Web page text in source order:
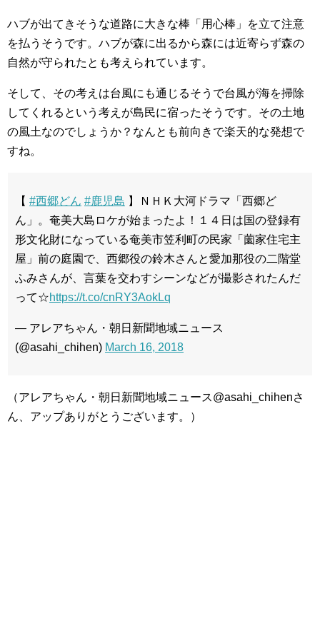
ハブが出てきそうな道路に大きな棒「用心棒」を立て注意
を払うそうです。ハブが森に出るから森には近寄らず森の
自然が守られたとも考えられています。
そして、その考えは台風にも通じるそうで台風が海を掃除
してくれるという考えが島民に宿ったそうです。その土地
の風土なのでしょうか？なんとも前向きで楽天的な発想で
すね。
【 #西郷どん #鹿児島 】ＮＨＫ大河ドラマ「西郷ど
ん」。奄美大島ロケが始まったよ！１４日は国の登録有
形文化財になっている奄美市笠利町の民家「薗家住宅主
屋」前の庭園で、西郷役の鈴木さんと愛加那役の二階堂
ふみさんが、言葉を交わすシーンなどが撮影されたんだ
って☆https://t.co/cnRY3AokLq
— アレアちゃん・朝日新聞地域ニュース
(@asahi_chihen) March 16, 2018
（アレアちゃん・朝日新聞地域ニュース@asahi_chihenさ
ん、アップありがとうございます。）